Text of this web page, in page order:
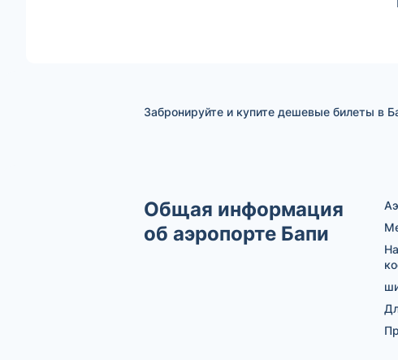
Забронируйте и купите дешевые билеты в
Общая информация
об аэропорте Бапи